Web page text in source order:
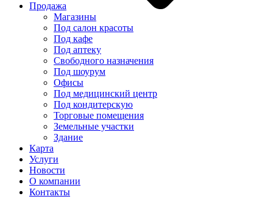
Продажа
Магазины
Под салон красоты
Под кафе
Под аптеку
Свободного назначения
Под шоурум
Офисы
Под медицинский центр
Под кондитерскую
Торговые помещения
Земельные участки
Здание
Карта
Услуги
Новости
О компании
Контакты